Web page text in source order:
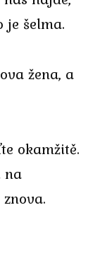
je šelma.
žena, a
okamžitě.
na